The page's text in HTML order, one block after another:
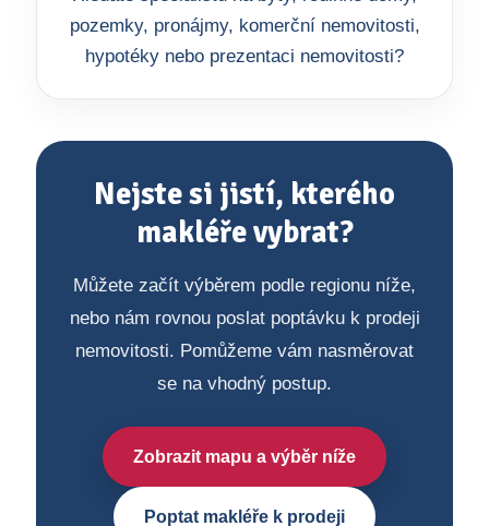
pozemky, pronájmy, komerční nemovitosti,
hypotéky nebo prezentaci nemovitosti?
Nejste si jistí, kterého
makléře vybrat?
Můžete začít výběrem podle regionu níže,
nebo nám rovnou poslat poptávku k prodeji
nemovitosti. Pomůžeme vám nasměrovat
se na vhodný postup.
Zobrazit mapu a výběr níže
Poptat makléře k prodeji